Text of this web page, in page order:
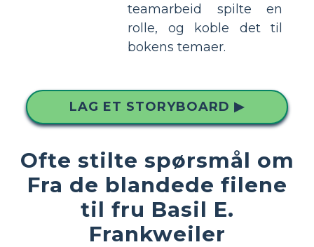
teamarbeid spilte en
rolle, og koble det til
bokens temaer.
LAG ET STORYBOARD ▶
Ofte stilte spørsmål om
Fra de blandede filene
til fru Basil E.
Frankweiler